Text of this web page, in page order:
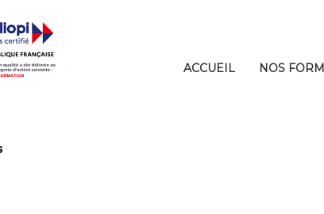
ACCUEIL NOS